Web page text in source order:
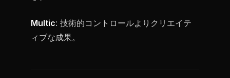
Multic: 技術的コントロールよりクリエイテ
ィブな成果。